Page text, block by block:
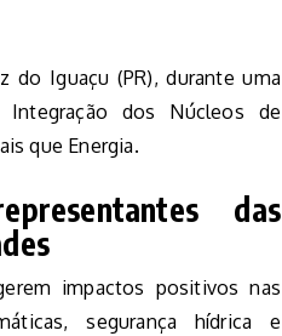
do Iguaçu (PR), durante uma
dos Núcleos de
que Energia.
das
impactos positivos nas
segurança hídrica e